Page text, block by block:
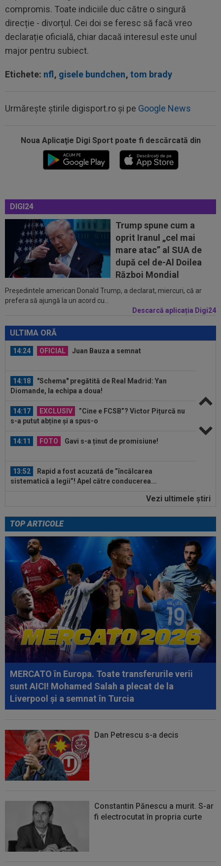
compromis. Toate indiciile duc către o singură
direcție - divorțul. Cei doi se feresc să facă vreo
declarație oficială, chiar dacaă interesul este unul
major pentru subiect.
Etichete: nfl, gisele bundchen, tom brady
Urmărește știrile digisport.ro și pe Google News
Noua Aplicaţie Digi Sport poate fi descărcată din
DIGI24
Trump spune cum a
oprit Iranul „cel mai
mare atac” al SUA de
după cel de-Al Doilea
Război Mondial
Președintele american Donald Trump, a declarat, miercuri, că ar
prefera să ajungă la un acord cu...
Descarcă aplicația Digi24
ULTIMA ORĂ
14:18
"Schema" pregătită de Real Madrid: Yan
Diomande, la echipa a doua!
EXCLUSIV
”Cine e FCSB”? Victor Pițurcă nu
14:11 FOTO Gavi s-a ținut de promisiune!
13:52
Rapid a fost acuzată de ”încălcarea
sistematică a legii”! Apel către conducerea...
13:37 EXCLUSIV
Ilie Dumitrescu l-a găsit vinovat la
FCSB: ”N-ai cum să faci asta. Semnal de...
14:59
Abia aștepta! Carragher l-a pus la colț pe Mo
Salah: "Mă gândeam că vrea să...
cu KuPS din Europa League: reveniri...
14:24 OFICIAL Juan Bauza a semnat
14:18
"Schema" pregătită de Real Madrid: Yan
Diomande, la echipa a doua!
14:17 EXCLUSIV
”Cine e FCSB”? Victor Pițurcă nu
s-a putut abține și a spus-o
14:11 FOTO Gavi s-a ținut de promisiune!
13:52
Rapid a fost acuzată de ”încălcarea
sistematică a legii”! Apel către conducerea...
Ilie Dumitrescu l-a găsit vinovat la
14:59
Abia aștepta! Carragher l-a pus la colț pe Mo
Salah: "Mă gândeam că vrea să...
14:51 OFICIAL
Lotul Universității Craiova la meciul
cu KuPS din Europa League: reveniri...
14:24 OFICIAL Juan Bauza a semnat
14:18
"Schema" pregătită de Real Madrid: Yan
Diomande, la echipa a doua!
14:17 EXCLUSIV
”Cine e FCSB”? Victor Pițurcă nu
s-a putut abține și a spus-o
Vezi ultimele ştiri
TOP ARTICOLE
MERCATO în Europa. Toate transferurile verii
sunt AICI! Mohamed Salah a plecat de la
Liverpool și a semnat în Turcia
Dan Petrescu s-a decis
Constantin Pănescu a murit. S-ar
fi electrocutat în propria curte